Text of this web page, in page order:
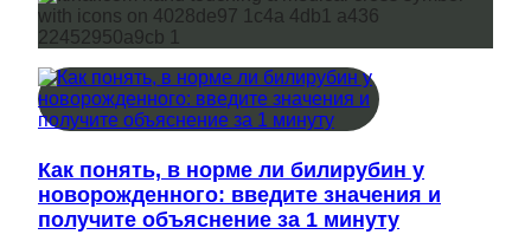
Как понять, в норме ли билирубин у
новорожденного: введите значения и
получите объяснение за 1 минуту